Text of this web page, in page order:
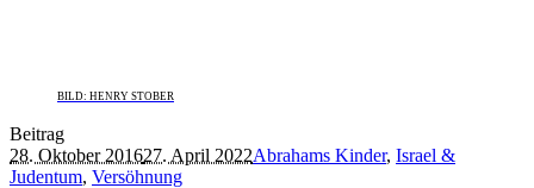
BILD: HENRY STOBER
Beitrag
28. Oktober 201627. April 2022Abrahams Kinder, Israel &
Judentum, Versöhnung